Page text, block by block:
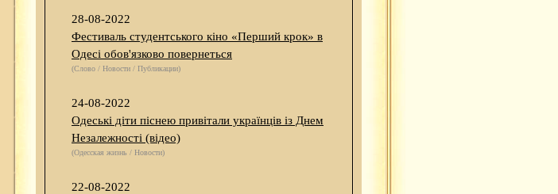
28-08-2022
Фестиваль студентського кіно «Перший крок» в
Одесі обов'язково повернеться
(Слово / Новости / Публикации)
24-08-2022
Одеські діти піснею привітали українців із Днем
Незалежності (відео)
(Одесская жизнь / Новости)
22-08-2022